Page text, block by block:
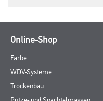
Online-Shop
Farbe
WDV-Systeme
Trockenbau